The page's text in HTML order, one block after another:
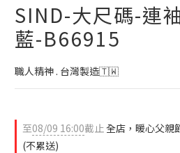
SIND-大尺碼-連
藍-B66915
職人精神 . 台灣製造🇹🇼
至08/09 16:00截止全店，暖心父親
(不累送)